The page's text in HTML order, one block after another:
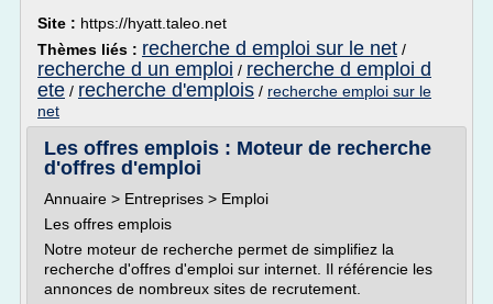
Site : https://hyatt.taleo.net
Thèmes liés : recherche d emploi sur le net /
recherche d un emploi / recherche d emploi d
ete / recherche d'emplois / recherche emploi sur le
net
Les offres emplois : Moteur de recherche
d'offres d'emploi
Annuaire > Entreprises > Emploi
Les offres emplois
Notre moteur de recherche permet de simplifiez la
recherche d'offres d'emploi sur internet. Il référencie les
annonces de nombreux sites de recrutement.